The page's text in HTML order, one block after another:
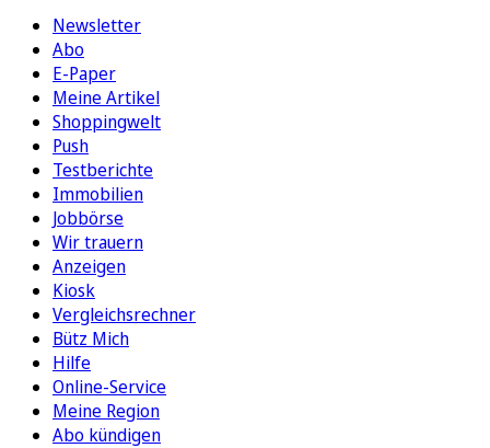
Newsletter
Abo
E-Paper
Meine Artikel
Shoppingwelt
Push
Testberichte
Immobilien
Jobbörse
Wir trauern
Anzeigen
Kiosk
Vergleichsrechner
Bütz Mich
Hilfe
Online-Service
Meine Region
Abo kündigen